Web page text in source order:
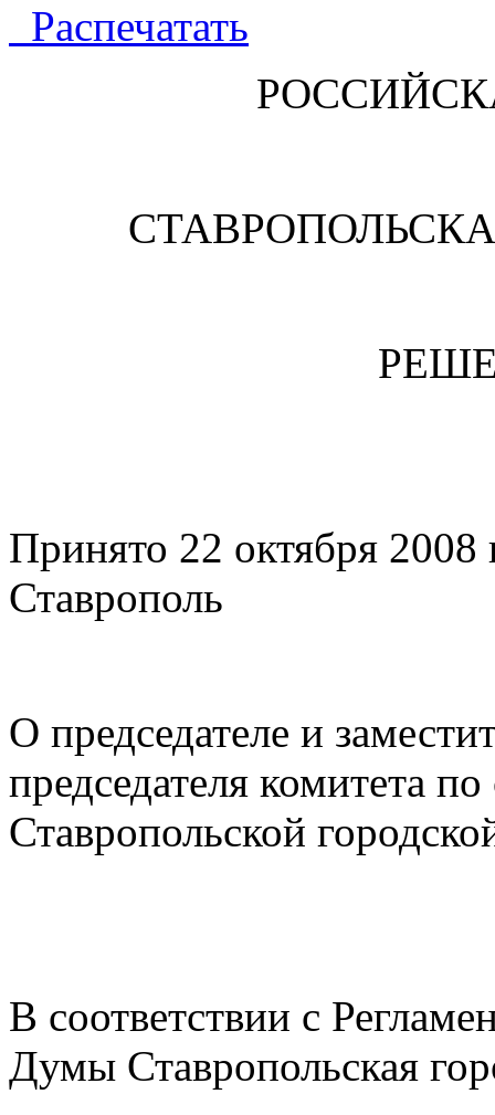
Распечатать
Принято 22 октября
Ставрополь
О председателе и
председателя комитета
Ставропольской
В соответствии с
Думы Ставропольская